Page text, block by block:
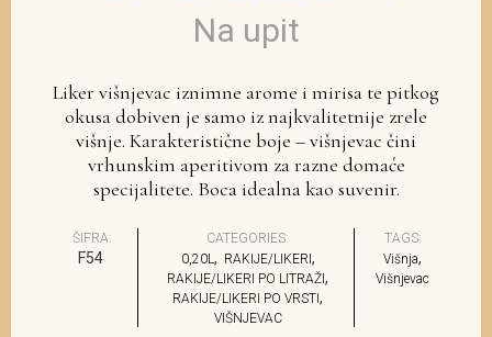
Na upit
Liker višnjevac iznimne arome i mirisa te pitkog
okusa dobiven je samo iz najkvalitetnije zrele
višnje. Karakteristične boje – višnjevac čini
vrhunskim aperitivom za razne domaće
specijalitete. Boca idealna kao suvenir.
ŠIFRA:
F54
CATEGORIES:
0,20L, RAKIJE/LIKERI ,
RAKIJE/LIKERI PO LITRAŽI ,
RAKIJE/LIKERI PO VRSTI ,
VIŠNJEVAC
TAGS:
Višnja,
Višnjevac